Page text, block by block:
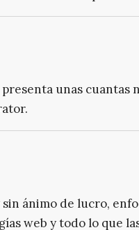
unas cuantas
ánimo de lucro,
web y todo lo que